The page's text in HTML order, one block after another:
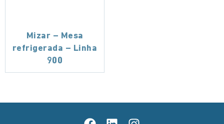
Mizar – Mesa
refrigerada – Linha
900